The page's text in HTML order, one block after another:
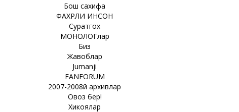
Бош сахифа
ФАХРЛИ ИНСОН
Суратгох
МОНОЛОГлар
Биз
Жавоблар
Jumanji
FANFORUM
2007-2008й архивлар
Овоз бер!
Хикоялар